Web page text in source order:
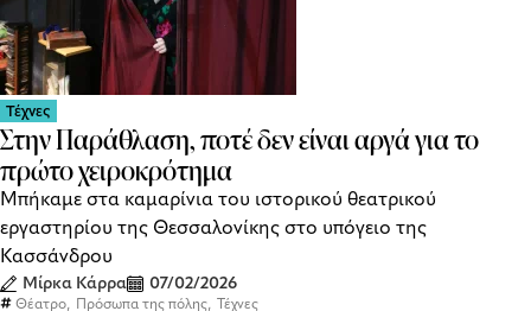
Τέχνες
Στην Παράθλαση, ποτέ δεν είναι αργά για το
πρώτο χειροκρότημα
Μπήκαμε στα καμαρίνια του ιστορικού θεατρικού
εργαστηρίου της Θεσσαλονίκης στο υπόγειο της
Κασσάνδρου
Μίρκα Κάρρα 07/02/2026
Θέατρο, Πρόσωπα της πόλης, Τέχνες